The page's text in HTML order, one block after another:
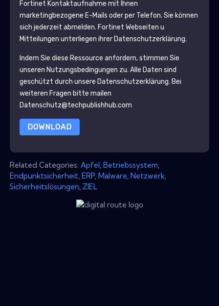
Fortinet Kontaktaufnahme mit Ihnen
marketingbezogene E-Mails oder per Telefon. Sie können
sich jederzeit abmelden. Fortinet Webseiten u
Mitteilungen unterliegen ihrer Datenschutzerklärung.
Indem Sie diese Ressource anfordern, stimmen Sie
unseren Nutzungsbedingungen zu. Alle Daten sind
geschützt durch unsere Datenschutzerklärung. Bei
weiteren Fragen bitte mailen
Datenschutz@techpublishhub.com
DOWNLOAD
Related Categories: Apfel Betriebssystem
Endpunktsicherheit ERP Malware Netzwerk
Sicherheitslösungen ZIEL